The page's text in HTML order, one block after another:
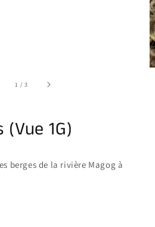
1 /sur
3
1G)
berges de la rivière Magog à